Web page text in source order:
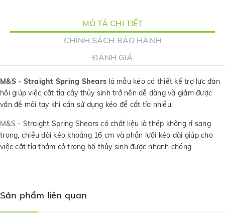
MÔ TẢ CHI TIẾT
CHÍNH SÁCH BẢO HÀNH
ĐÁNH GIÁ
M&S - Straight Spring Shears là mẫu kéo có thiết kế trợ lực đàn
hồi giúp việc cắt tỉa cây thủy sinh trở nên dễ dàng và giảm được
vấn đề mỏi tay khi cần sử dụng kéo để cắt tỉa nhiều.
M&S - Straight Spring Shears có chất liệu là thép không rỉ sang
trọng, chiều dài kéo khoảng 16 cm và phần lưỡi kéo dài giúp cho
việc cắt tỉa thảm cỏ trong hồ thủy sinh được nhanh chóng.
Sản phẩm liên quan